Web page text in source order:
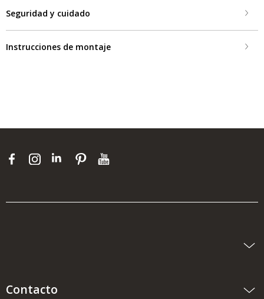
Seguridad y cuidado
Instrucciones de montaje
Contacto